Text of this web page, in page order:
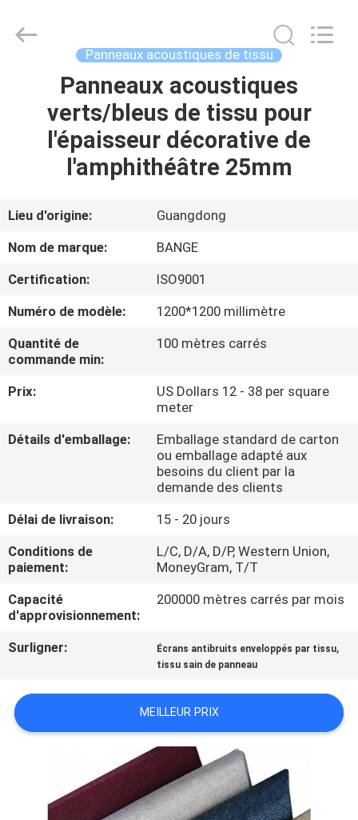
MAISON
PRODUITS
SUJET
DE
NOUS
VISITE
D'USINE
CONTRÔLE
QUALITÉ
NOUS
NOUVELLES
UNE
CITATION
PLAN
Material
Industrial
Panneaux acoustiques de tissu
Panneaux acoustiques
verts/bleus de tissu pour
l'épaisseur décorative de
l'amphithéâtre 25mm
Lieu d'origine:
Guangdong
Nom de marque:
BANGE
Certification:
ISO9001
Numéro de modèle:
1200*1200 millimètre
Quantité de
commande min:
100 mètres carrés
Prix:
US Dollars 12 - 38 per square
meter
Détails d'emballage:
Emballage standard de carton
ou emballage adapté aux
besoins du client par la
demande des clients
Délai de livraison:
15 - 20 jours
Conditions de
paiement:
L/C, D/A, D/P, Western Union,
MoneyGram, T/T
Capacité
d'approvisionnement:
200000 mètres carrés par mois
Surligner: Écrans antibruits enveloppés par tissu,
tissu sain de panneau
MEILLEUR PRIX